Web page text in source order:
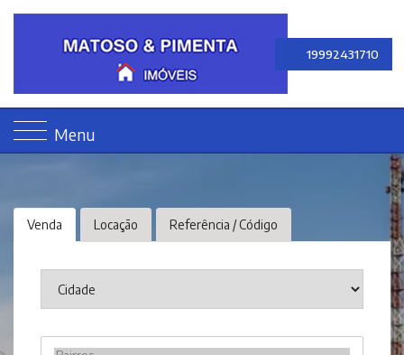
19992431710
Menu
Venda Locação Referência / Código